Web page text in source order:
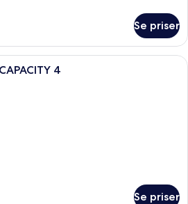
Se priser
En moderne stue med sofa, tv,
4
Se priser